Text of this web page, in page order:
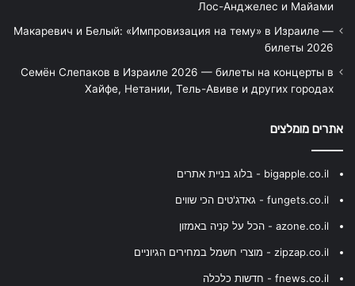
Лос-Анджелес и Майами
Макаревич и Белый: «Импровизация на тему» в Израиле —
билеты 2026
Семён Слепаков в Израиле 2026 — билеты на концерты в
Хайфе, Нетании, Тель-Авиве и других городах
אתרים מומלצים
bigapple.co.il - בלוג בניית אתרים
fungets.co.il - גאדג'טים הכי שווים
azone.co.il - הכל על קניה באמזון
zipzap.co.il - מוצרי חשמל במחירים הגיוניים
fnews.co.il - חדשות כלכלה